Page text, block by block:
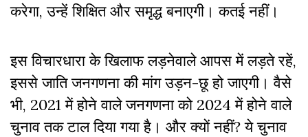
करेगा, उन्हें शिक्षित और समृद्ध बनाएगी। कतई नहीं।
इस विचारधारा के खिलाफ लड़नेवाले आपस में लड़ते रहें,
इससे जाति जनगणना की मांग उड़न-छू हो जाएगी। वैसे
भी, 2021 में होने वाले जनगणना को 2024 में होने वाले
चुनाव तक टाल दिया गया है। और क्यों नहीं? ये चुनाव